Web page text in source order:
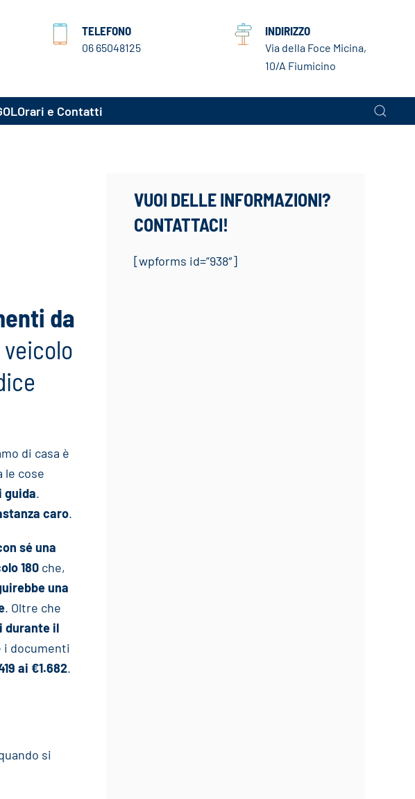
TELEFONO
06 65048125
INDIRIZZO
Via della Foce Micina,
10/A Fiumicino
Orari e Contatti
da
veicolo
di casa è
le cose
guida.
caro.
sé una
180 che,
una
. Oltre che
durante il
i documenti
ai €1.682.
si
VUOI DELLE INFORMAZIONI?
CONTATTACI!
[wpforms id=”938″]